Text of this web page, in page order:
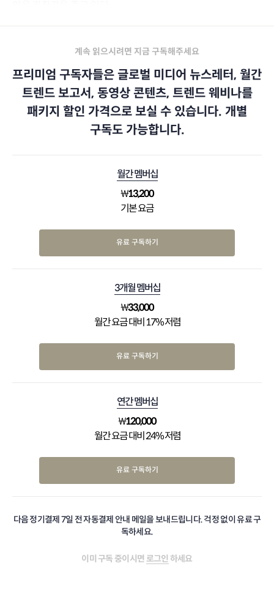
계속 읽으시려면 지금 구독해주세요
프리미엄 구독자들은 글로벌 미디어 뉴스레터, 월간
트렌드 보고서, 동영상 콘텐츠, 트렌드 웨비나를
패키지 할인 가격으로 보실 수 있습니다. 개별
구독도 가능합니다.
월간 멤버십
₩13,200
기본 요금
유료 구독하기
3개월 멤버십
₩33,000
월간 요금 대비 17% 저렴
유료 구독하기
연간 멤버십
₩120,000
월간 요금 대비 24% 저렴
유료 구독하기
다음 정기결제 7일 전 자동결제 안내 메일을 보내드립니다. 걱정 없이 유료 구
독하세요.
이미 구독 중이시면 로그인 하세요